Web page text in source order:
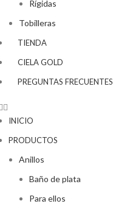
Rígidas
Tobilleras
TIENDA
CIELA GOLD
PREGUNTAS FRECUENTES
INICIO
PRODUCTOS
Anillos
Baño de plata
Para ellos